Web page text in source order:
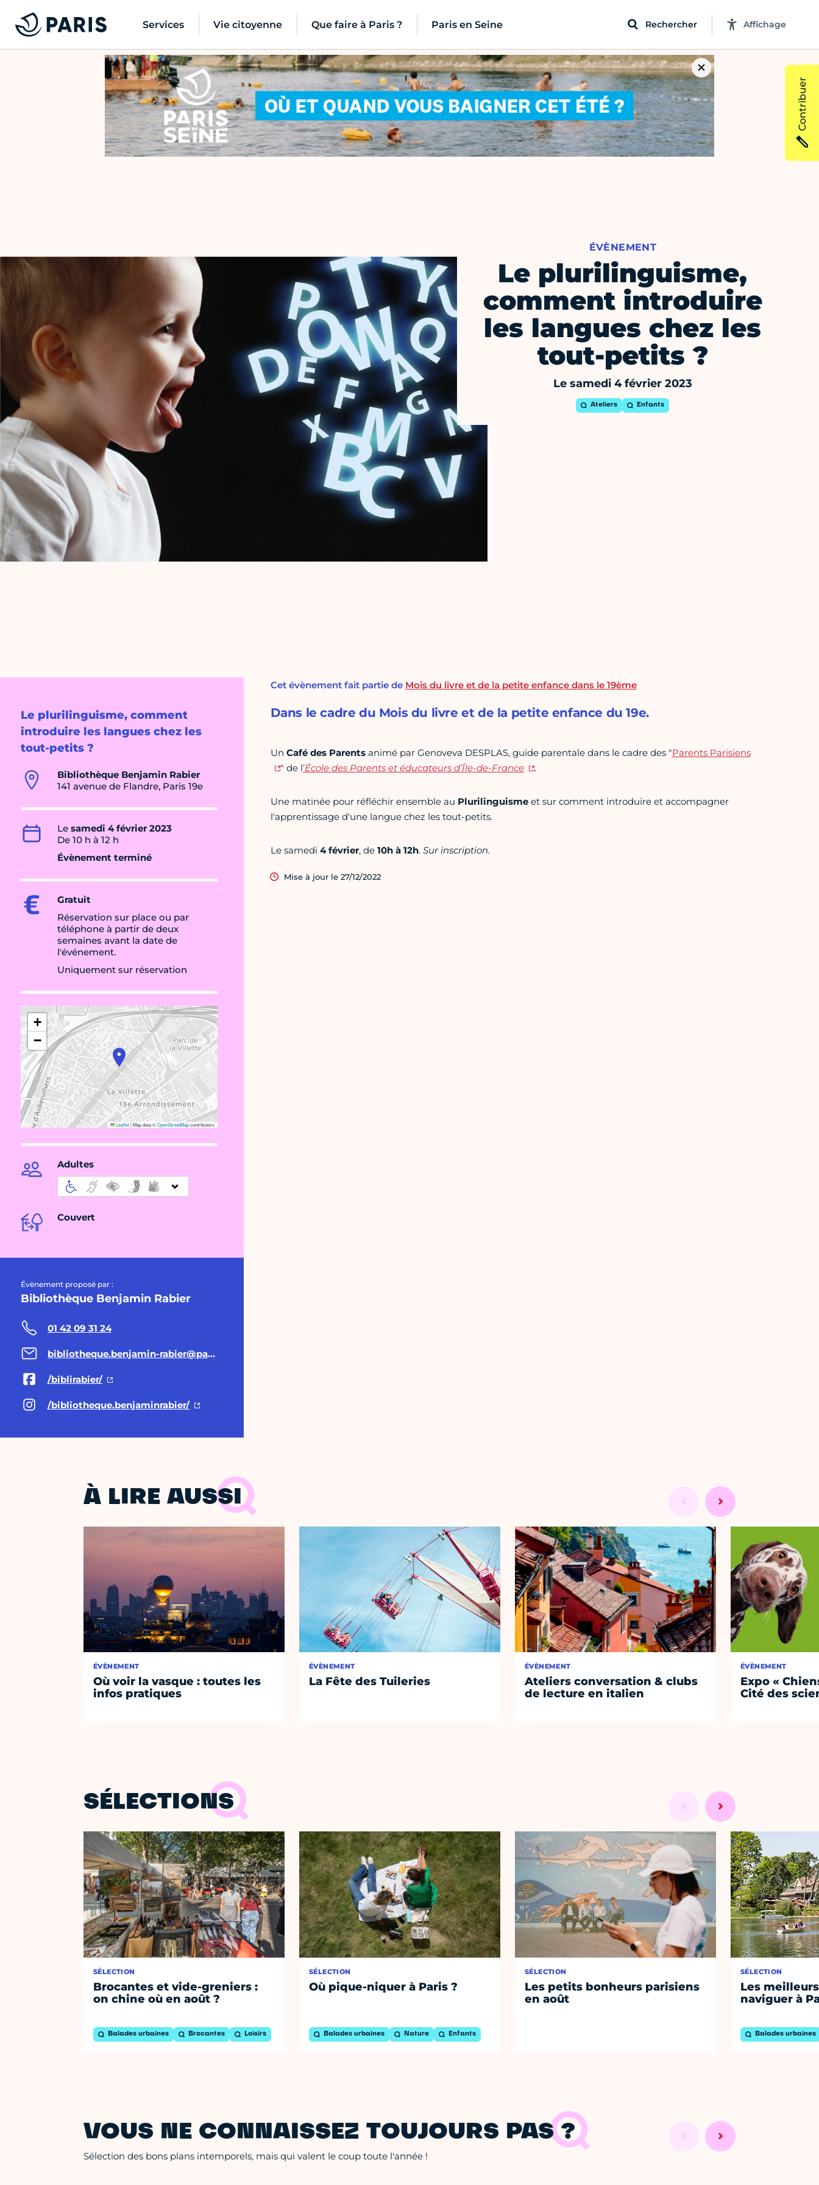
Services Vie citoyenne Que faire à Paris ? Paris en Seine Rechercher Affichage
ÉVÈNEMENT
Le plurilinguisme,
comment introduire
les langues chez les
tout-petits ?
Le samedi 4 février 2023
Ateliers Enfants
Le plurilinguisme, comment
introduire les langues chez les
tout-petits ?
Bibliothèque Benjamin Rabier
141 avenue de Flandre, Paris 19e
Le samedi 4 février 2023
De 10 h à 12 h
Évènement terminé
Gratuit
Réservation sur place ou par
téléphone à partir de deux
semaines avant la date de
l'événement.
Uniquement sur réservation
+
−
Leaflet|Map data ©OpenStreetMapcontributors
Adultes
Couvert
Évènement proposé par :
Bibliothèque Benjamin Rabier
01 42 09 31 24
bibliotheque.benjamin-rabier@paris.fr
/biblirabier/
/bibliotheque.benjaminrabier/
Cet évènement fait partie de Mois du livre et de la petite enfance dans le 19ème
Dans le cadre du Mois du livre et de la petite enfance du 19e.
Un Café des Parentsanimé par Genoveva DESPLAS, guide parentale dans le cadre des "Parents Parisiens
" de l’École des Parents et éducateurs d’Île-de-France .
Une matinée pour réfléchir ensemble au Plurilinguismeet sur comment introduire et accompagner
l'apprentissage d'une langue chez les tout-petits.
Le samedi 4 février, de10h à 12h. Sur inscription.
Mise à jour le 27/12/2022
À LIRE AUSSI
ÉVÈNEMENT
Où voir la vasque : toutes les
infos pratiques
ÉVÈNEMENT
La Fête des Tuileries
ÉVÈNEMENT
Ateliers conversation & clubs
de lecture en italien
ÉVÈNEMENT
Expo «
Cité des
SÉLECTIONS
SÉLECTION
Brocantes et vide-greniers :
on chine où en août ?
Balades urbaines Brocantes Loisirs
SÉLECTION
Où pique-niquer à Paris ?
Balades urbaines Nature Enfants
SÉLECTION
Les petits bonheurs parisiens
en août
SÉLECTION
Les
naviguer à
Balades urbaines
VOUS NE CONNAISSEZ TOUJOURS PAS ?
Sélection des bons plans intemporels, mais qui valent le coup toute l'année !
Contribuer